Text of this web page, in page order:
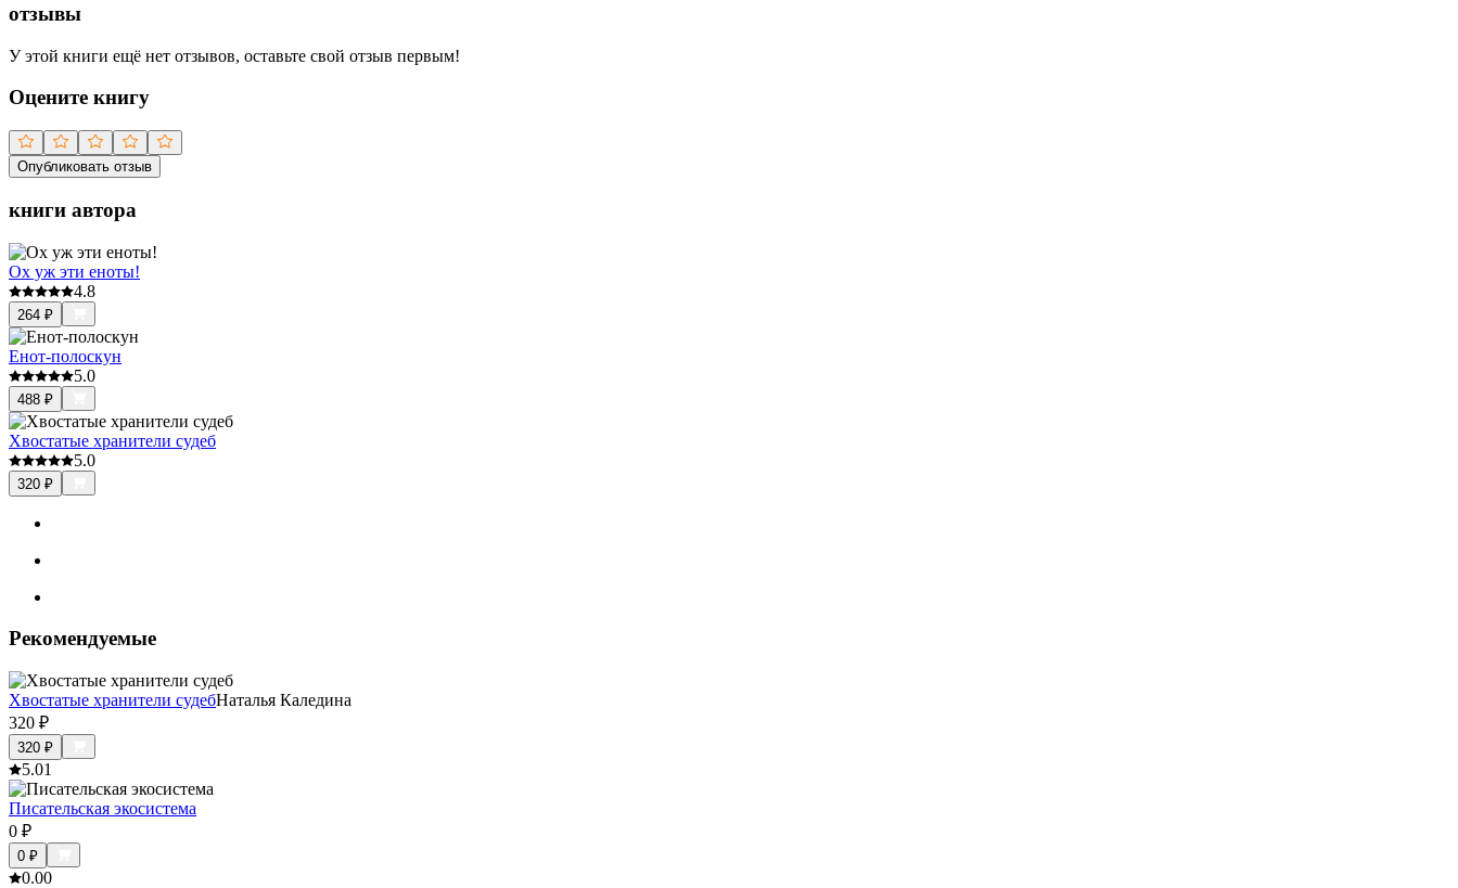
отзывы
У этой книги ещё нет отзывов, оставьте свой отзыв первым!
Оцените книгу
Опубликовать отзыв
книги автора
Ох уж эти еноты!
4.8
264 ₽
Енот-полоскун
5.0
488 ₽
Хвостатые хранители судеб
5.0
320 ₽
Рекомендуемые
Хвостатые хранители судебНаталья Каледина
320 ₽
320 ₽
5.01
Писательская экосистема
0 ₽
0 ₽
0.00